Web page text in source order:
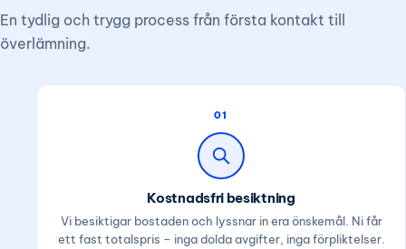
En tydlig och trygg process från första kontakt till
överlämning.
01
Kostnadsfri besiktning
Vi besiktigar bostaden och lyssnar in era önskemål. Ni får
ett fast totalspris – inga dolda avgifter, inga förpliktelser.